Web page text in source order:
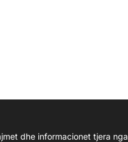
dhe informacionet tjera nga